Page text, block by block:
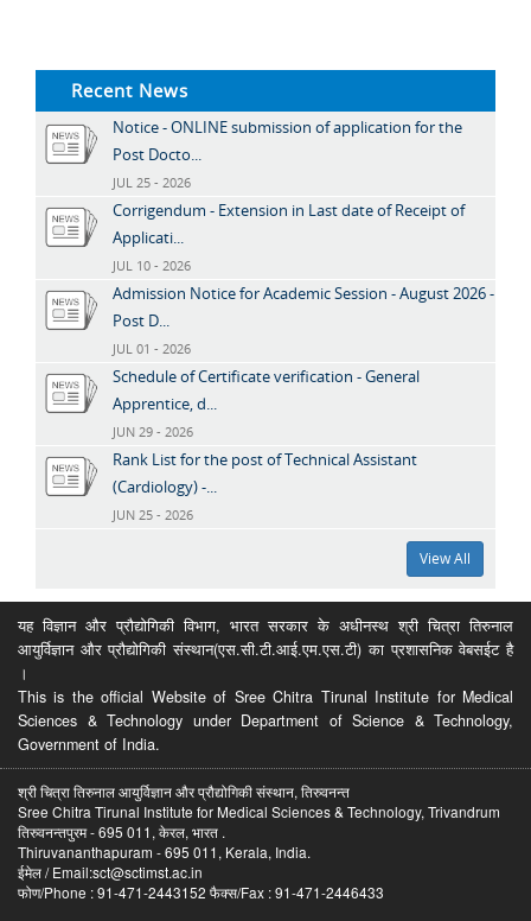
Recent News
Notice - ONLINE submission of application for the
Post Docto...
JUL 25 - 2026
Corrigendum - Extension in Last date of Receipt of
Applicati...
JUL 10 - 2026
Admission Notice for Academic Session - August 2026 -
Post D...
JUL 01 - 2026
Schedule of Certificate verification - General
Apprentice, d...
JUN 29 - 2026
Rank List for the post of Technical Assistant
(Cardiology) -...
JUN 25 - 2026
View All
यह विज्ञान और प्रौद्योगिकी विभाग, भारत सरकार के अधीनस्थ श्री चित्रा तिरुनाल
आयुर्विज्ञान और प्रौद्योगिकी संस्थान(एस.सी.टी.आई.एम.एस.टी) का प्रशासनिक वेबसईट है
।
This is the official Website of Sree Chitra Tirunal Institute for Medical
Sciences & Technology under Department of Science & Technology,
Government of India.
श्री चित्रा तिरुनाल आयुर्विज्ञान और प्रौद्योगिकी संस्थान, तिरुवनन्त
Sree Chitra Tirunal Institute for Medical Sciences & Technology, Trivandrum
तिरुवनन्तपुरम - 695 011, केरल, भारत .
Thiruvananthapuram - 695 011, Kerala, India.
ईमेल / Email:sct@sctimst.ac.in
फोण/Phone : 91-471-2443152 फैक्स/Fax : 91-471-2446433